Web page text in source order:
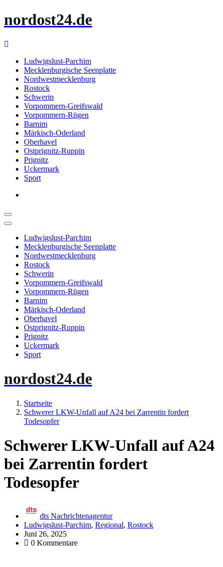
Inhalt
nordost24.de
Ludwigslust-Parchim
Mecklenburgische Seenplatte
Nordwestmecklenburg
Rostock
Schwerin
Vorpommern-Greifswald
Vorpommern-Rügen
Barnim
Märkisch-Oderland
Oberhavel
Ostprignitz-Ruppin
Prignitz
Uckermark
Sport
Ludwigslust-Parchim
Mecklenburgische Seenplatte
Nordwestmecklenburg
Rostock
Schwerin
Vorpommern-Greifswald
Vorpommern-Rügen
Barnim
Märkisch-Oderland
Oberhavel
Ostprignitz-Ruppin
Prignitz
Uckermark
Sport
nordost24.de
Startseite
Schwerer LKW-Unfall auf A24 bei Zarrentin fordert
Todesopfer
Schwerer LKW-Unfall auf A24
bei Zarrentin fordert
Todesopfer
dts Nachrichtenagentur
Ludwigslust-Parchim, Regional, Rostock
Juni 26, 2025
0 Kommentare